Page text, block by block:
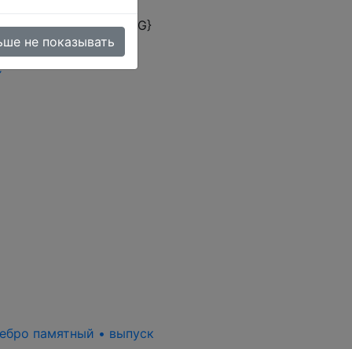
rating ({ASC_RATING}
памятный • выпуск
не показывать